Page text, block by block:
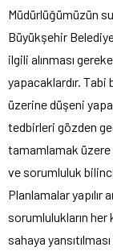
Müdürlüğümüzün
Büyükşehir
ilgili alınması
yapacaklardır. Tabi
üzerine düşeni
tedbirleri gözden
tamamlamak
ve sorumluluk
Planlamalar yapılır
sorumlulukların
sahaya